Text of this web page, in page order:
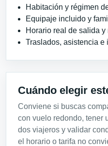
Habitación y régimen
Equipaje incluido y
Horario real de salida y
Traslados, asistencia e
Cuándo elegir
Conviene si buscas
con vuelo redondo, tener
dos viajeros y validar
el horario o tarifa no